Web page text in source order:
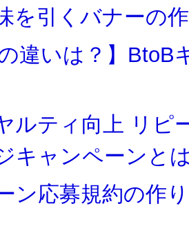
を引くバナーの
の違いは？】
ルティ向上 リピ
キャンペーンと
ン応募規約の作